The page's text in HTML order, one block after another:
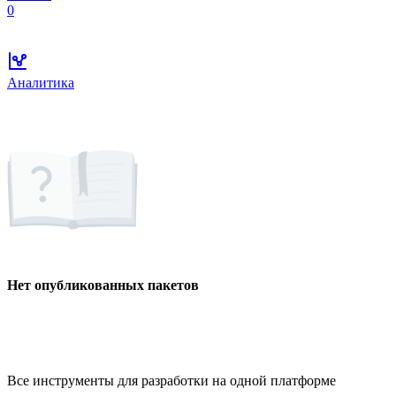
0
Аналитика
Нет опубликованных пакетов
Все инструменты для разработки на одной платформе